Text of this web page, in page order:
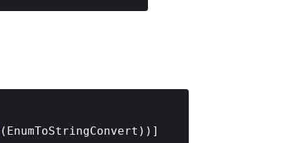
(EnumToStringConvert))]